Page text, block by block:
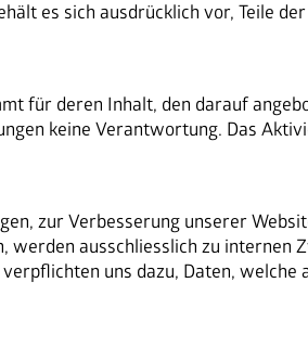
es sich ausdrücklich vor, Teile
für deren Inhalt, den darauf
keine Verantwortung. Das
zur Verbesserung unserer
ausschliesslich zu internen
uns dazu, Daten, welche